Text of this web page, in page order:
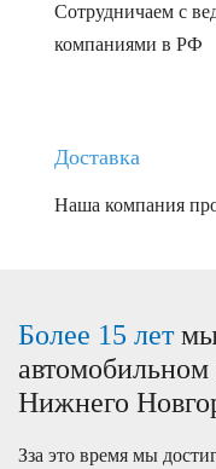
Сотрудничаем с
компаниями в РФ
Доставка
Наша компания
Более 15 летмы
Нижнего
Зза это время мы